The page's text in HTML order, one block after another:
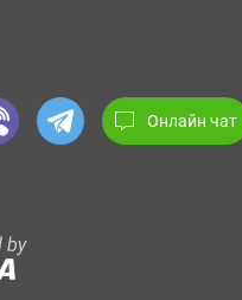
Онлайн чат